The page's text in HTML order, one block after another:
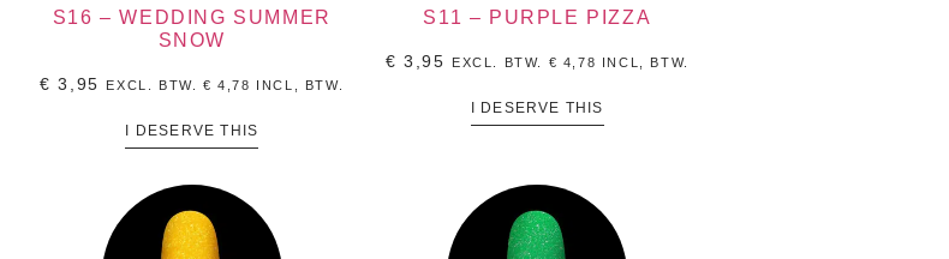
S16 – WEDDING SUMMER
SNOW
€ 3,95 EXCL. BTW.€ 4,78 INCL, BTW.
I DESERVE THIS
S11 – PURPLE PIZZA
€ 3,95 EXCL. BTW. € 4,78 INCL, BTW.
I DESERVE THIS